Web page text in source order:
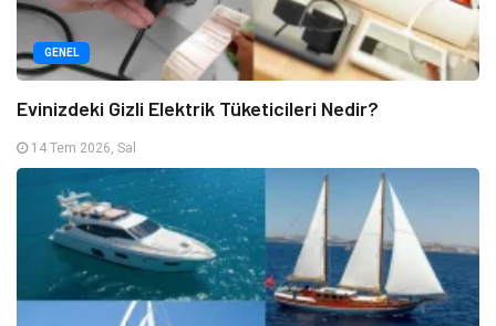
GENEL
Evinizdeki Gizli Elektrik Tüketicileri Nedir?
14 Tem 2026, Sal